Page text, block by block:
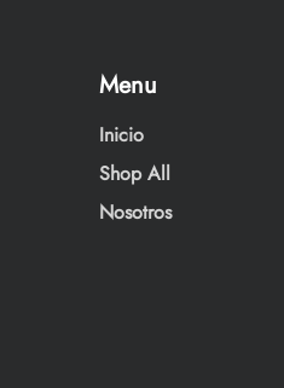
Menu
Inicio
Shop All
Nosotros